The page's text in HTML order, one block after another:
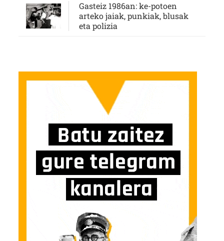
Gasteiz 1986an: ke-potoen
arteko jaiak, punkiak, blusak
eta polizia